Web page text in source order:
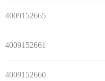
4009152665
4009152661
4009152660